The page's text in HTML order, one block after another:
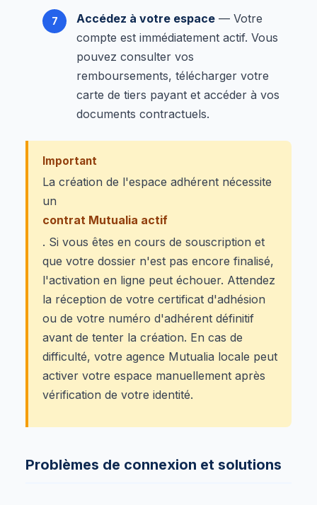
Accédez à votre espace — Votre
compte est immédiatement actif. Vous
pouvez consulter vos
remboursements, télécharger votre
carte de tiers payant et accéder à vos
documents contractuels.
Important
La création de l'espace adhérent nécessite
un
contrat Mutualia actif
. Si vous êtes en cours de souscription et
que votre dossier n'est pas encore finalisé,
l'activation en ligne peut échouer. Attendez
la réception de votre certificat d'adhésion
ou de votre numéro d'adhérent définitif
avant de tenter la création. En cas de
difficulté, votre agence Mutualia locale peut
activer votre espace manuellement après
vérification de votre identité.
Problèmes de connexion et solutions